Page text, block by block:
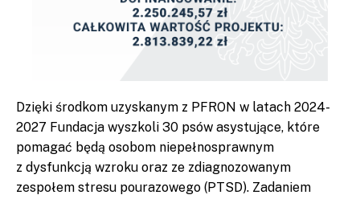
Dzięki środkom uzyskanym z PFRON w latach 2024-
2027 Fundacja wyszkoli 30 psów asystujące, które
pomagać będą osobom niepełnosprawnym
z dysfunkcją wzroku oraz ze zdiagnozowanym
zespołem stresu pourazowego (PTSD). Zadaniem